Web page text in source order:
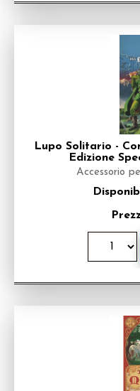
Lupo Solitario -
Edizione
Accessorio